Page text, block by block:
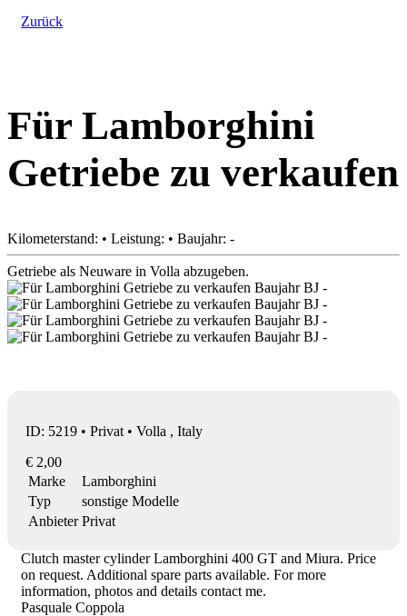
Zurück
Für Lamborghini
Getriebe zu verkaufen
Kilometerstand: • Leistung: • Baujahr: -
Getriebe als Neuware in Volla abzugeben.
ID: 5219 • Privat • Volla , Italy
€ 2,00
Marke
Lamborghini
Typ
sonstige Modelle
Anbieter Privat
Clutch master cylinder Lamborghini 400 GT and Miura. Price
on request. Additional spare parts available. For more
information, photos and details contact me.
Pasquale Coppola